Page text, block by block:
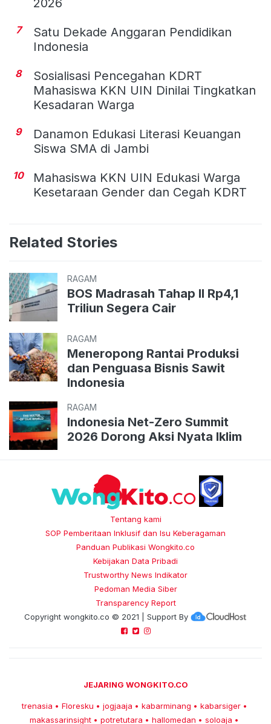
7
Satu Dekade Anggaran Pendidikan
Indonesia
8
Sosialisasi Pencegahan KDRT
Mahasiswa KKN UIN Dinilai Tingkatkan
Kesadaran Warga
9
Danamon Edukasi Literasi Keuangan
Siswa SMA di Jambi
10
Mahasiswa KKN UIN Edukasi Warga
Kesetaraan Gender dan Cegah KDRT
Related Stories
RAGAM
BOS Madrasah Tahap II Rp4,1
Triliun Segera Cair
RAGAM
Meneropong Rantai Produksi
dan Penguasa Bisnis Sawit
Indonesia
RAGAM
Indonesia Net-Zero Summit
2026 Dorong Aksi Nyata Iklim
Tentang kami
SOP Pemberitaan Inklusif dan Isu Keberagaman
Panduan Publikasi Wongkito.co
Kebijakan Data Pribadi
Trustworthy News Indikator
Pedoman Media Siber
Transparency Report
Copyright wongkito.co © 2021 | Support By
JEJARING WONGKITO.CO
trenasia • Floresku • jogjaaja • kabarminang • kabarsiger •
makassarinsight • potretutara • hallomedan • soloaja •